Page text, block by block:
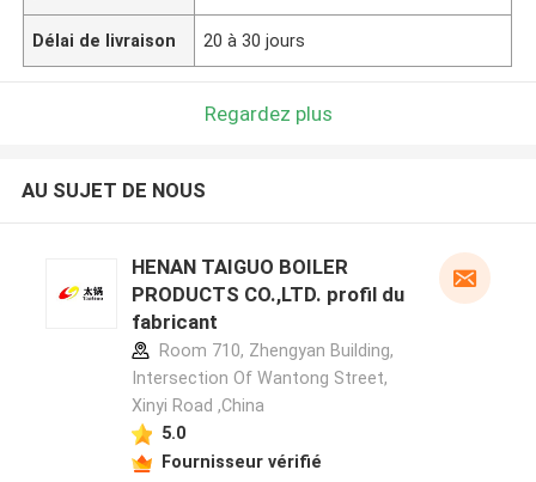
Délai de livraison 20 à 30 jours
Regardez plus
AU SUJET DE NOUS
HENAN TAIGUO BOILER
PRODUCTS CO.,LTD. profil du
fabricant
Room 710, Zhengyan Building,
Intersection Of Wantong Street,
Xinyi Road ,China
5.0
Fournisseur vérifié